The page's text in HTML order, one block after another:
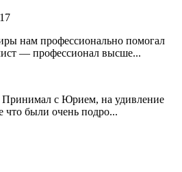
нам профессионально помогал
— профессионал высше...
с Юрием, на удивление
что были очень подро...